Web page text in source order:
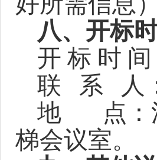
八、开标
开 标 时 间
联 系 人
地 点：
梯会议室。